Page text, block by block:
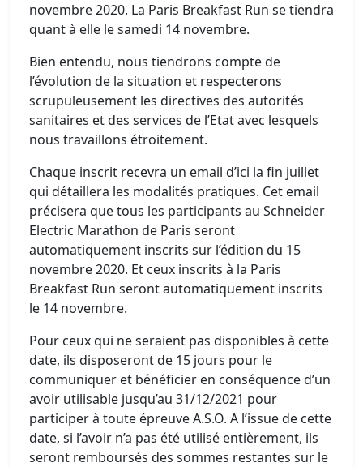
novembre 2020. La Paris Breakfast Run se tiendra
quant à elle le samedi 14 novembre.
Bien entendu, nous tiendrons compte de
l’évolution de la situation et respecterons
scrupuleusement les directives des autorités
sanitaires et des services de l’Etat avec lesquels
nous travaillons étroitement.
Chaque inscrit recevra un email d’ici la fin juillet
qui détaillera les modalités pratiques. Cet email
précisera que tous les participants au Schneider
Electric Marathon de Paris seront
automatiquement inscrits sur l’édition du 15
novembre 2020. Et ceux inscrits à la Paris
Breakfast Run seront automatiquement inscrits
le 14 novembre.
Pour ceux qui ne seraient pas disponibles à cette
date, ils disposeront de 15 jours pour le
communiquer et bénéficier en conséquence d’un
avoir utilisable jusqu’au 31/12/2021 pour
participer à toute épreuve A.S.O. A l’issue de cette
date, si l’avoir n’a pas été utilisé entièrement, ils
seront remboursés des sommes restantes sur le